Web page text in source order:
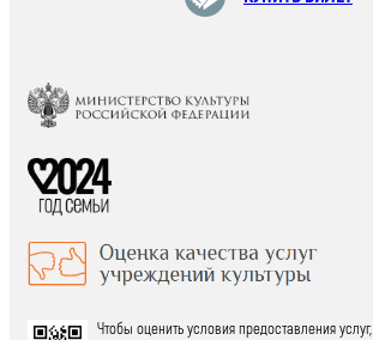
Чтобы оценить условия предоставления услуг,